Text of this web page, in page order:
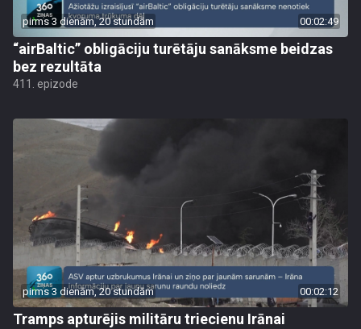
pirms 3 dienām, 20 stundām 00:02:49
“airBaltic” obligāciju turētāju sanāksme beidzas
bez rezultāta
411. epizode
pirms 3 dienām, 20 stundām 00:02:12
Tramps apturējis militāru triecienu Irānai